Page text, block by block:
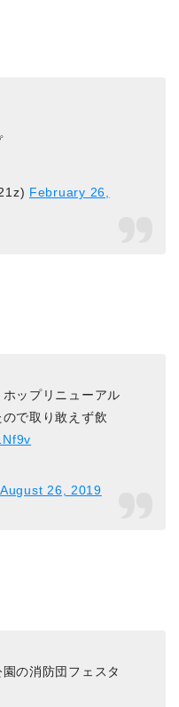
February 26,
ップリニューアル
で取り敢えず飲
August 26, 2019
の消防団フェスタ